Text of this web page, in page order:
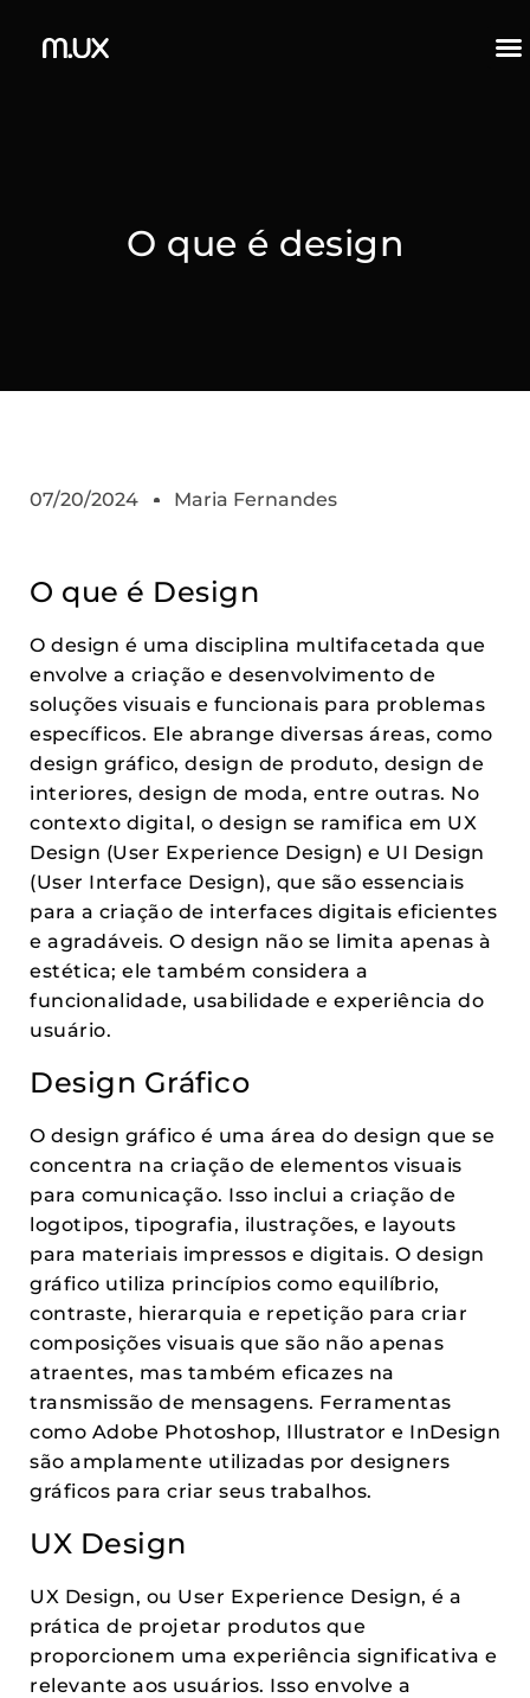
O que é design
07/20/2024 Maria Fernandes
O que é Design
O design é uma disciplina multifacetada que
envolve a criação e desenvolvimento de
soluções visuais e funcionais para problemas
específicos. Ele abrange diversas áreas, como
design gráfico, design de produto, design de
interiores, design de moda, entre outras. No
contexto digital, o design se ramifica em UX
Design (User Experience Design) e UI Design
(User Interface Design), que são essenciais
para a criação de interfaces digitais eficientes
e agradáveis. O design não se limita apenas à
estética; ele também considera a
funcionalidade, usabilidade e experiência do
usuário.
Design Gráfico
O design gráfico é uma área do design que se
concentra na criação de elementos visuais
para comunicação. Isso inclui a criação de
logotipos, tipografia, ilustrações, e layouts
para materiais impressos e digitais. O design
gráfico utiliza princípios como equilíbrio,
contraste, hierarquia e repetição para criar
composições visuais que são não apenas
atraentes, mas também eficazes na
transmissão de mensagens. Ferramentas
como Adobe Photoshop, Illustrator e InDesign
são amplamente utilizadas por designers
gráficos para criar seus trabalhos.
UX Design
UX Design, ou User Experience Design, é a
prática de projetar produtos que
proporcionem uma experiência significativa e
relevante aos usuários. Isso envolve a